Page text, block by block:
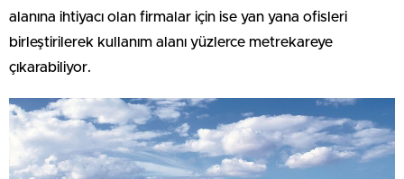
alanına ihtiyacı olan firmalar için ise yan yana ofisleri
birleştirilerek kullanım alanı yüzlerce metrekareye
çıkarabiliyor.